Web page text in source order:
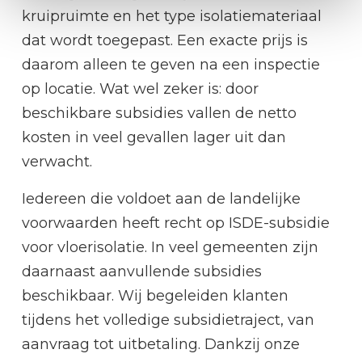
kruipruimte en het type isolatiemateriaal
dat wordt toegepast. Een exacte prijs is
daarom alleen te geven na een inspectie
op locatie. Wat wel zeker is: door
beschikbare subsidies vallen de netto
kosten in veel gevallen lager uit dan
verwacht.
Iedereen die voldoet aan de landelijke
voorwaarden heeft recht op ISDE-subsidie
voor vloerisolatie. In veel gemeenten zijn
daarnaast aanvullende subsidies
beschikbaar. Wij begeleiden klanten
tijdens het volledige subsidietraject, van
aanvraag tot uitbetaling. Dankzij onze